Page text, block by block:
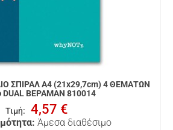
ΣΠΙΡΑΛ Α4 (21x29,7cm) 4 ΘΕΜΑΤΩΝ
DUAL ΒΕΡΑΜΑΝ 810014
Τιμή: 4,57 €
Άμεσα διαθέσιμο